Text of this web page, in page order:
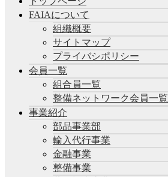
FAIAについて
組織概要
サイトマップ
プライバシポリシー
会員一覧
組合員一覧
整備ネットワーク会員一覧
事業紹介
部品事業部
輸入代行事業
金融事業
整備事業